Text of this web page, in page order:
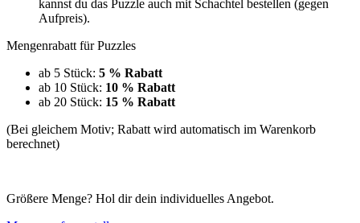
kannst du das Puzzle auch mit Schachtel bestellen (gegen
Aufpreis).
Mengenrabatt für Puzzles
ab 5 Stück: 5 % Rabatt
ab 10 Stück: 10 % Rabatt
ab 20 Stück: 15 % Rabatt
(Bei gleichem Motiv; Rabatt wird automatisch im Warenkorb
berechnet)
Größere Menge? Hol dir dein individuelles Angebot.